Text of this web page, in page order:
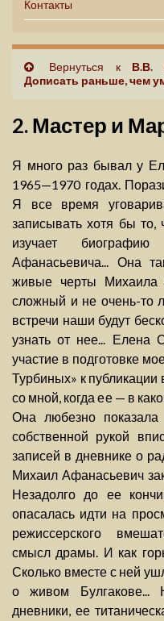
Контакты
Вернуться к В.В.
Дописать раньше, чем
2. Мастер и
Я много раз бывал у
1965—1970 годах.
Я все время
записывать хотя бы то,
изучает
Афанасьевича... Она
живые черты Михаила
сложный и не очень-то
встречи наши будут
узнать от нее... Елена
участие в подготовке
Турбиных» к публикации
со мной, когда ее — в
Она любезно
собственной рукой
записей в дневнике о
Михаил Афанасьевич
Незадолго до ее
опасалась идти на
режиссерского
смысл драмы. И как
Сколько вместе с ней
о живом Булгакове...
дневники, ее